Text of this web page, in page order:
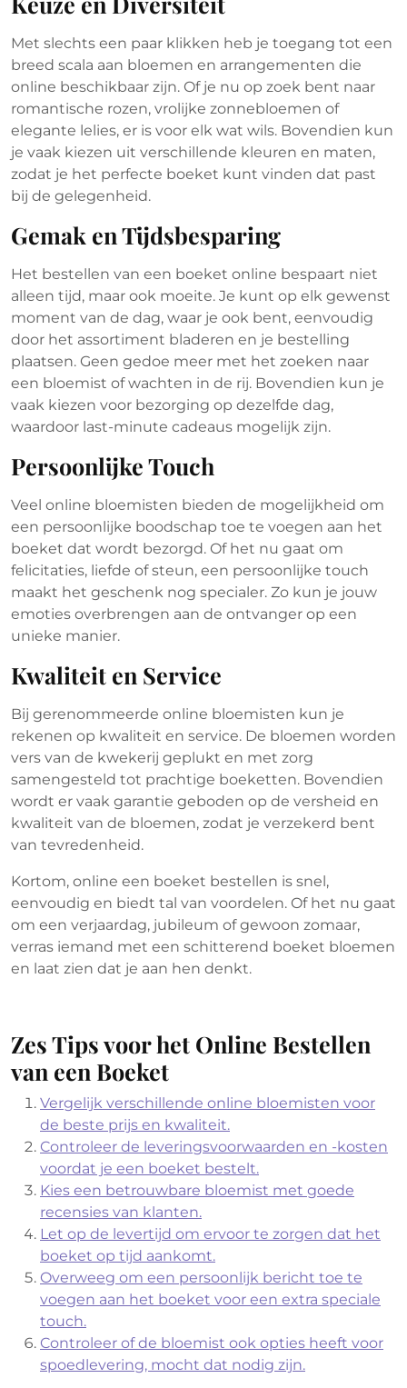
Met slechts een paar klikken heb je toegang tot een
breed scala aan bloemen en arrangementen die
online beschikbaar zijn. Of je nu op zoek bent naar
romantische rozen, vrolijke zonnebloemen of
elegante lelies, er is voor elk wat wils. Bovendien kun
je vaak kiezen uit verschillende kleuren en maten,
zodat je het perfecte boeket kunt vinden dat past
bij de gelegenheid.
Gemak en Tijdsbesparing
Het bestellen van een boeket online bespaart niet
alleen tijd, maar ook moeite. Je kunt op elk gewenst
moment van de dag, waar je ook bent, eenvoudig
door het assortiment bladeren en je bestelling
plaatsen. Geen gedoe meer met het zoeken naar
een bloemist of wachten in de rij. Bovendien kun je
vaak kiezen voor bezorging op dezelfde dag,
waardoor last-minute cadeaus mogelijk zijn.
Persoonlijke Touch
Veel online bloemisten bieden de mogelijkheid om
een persoonlijke boodschap toe te voegen aan het
boeket dat wordt bezorgd. Of het nu gaat om
felicitaties, liefde of steun, een persoonlijke touch
maakt het geschenk nog specialer. Zo kun je jouw
emoties overbrengen aan de ontvanger op een
unieke manier.
Kwaliteit en Service
Bij gerenommeerde online bloemisten kun je
rekenen op kwaliteit en service. De bloemen worden
vers van de kwekerij geplukt en met zorg
samengesteld tot prachtige boeketten. Bovendien
wordt er vaak garantie geboden op de versheid en
kwaliteit van de bloemen, zodat je verzekerd bent
van tevredenheid.
Kortom, online een boeket bestellen is snel,
eenvoudig en biedt tal van voordelen. Of het nu gaat
om een verjaardag, jubileum of gewoon zomaar,
verras iemand met een schitterend boeket bloemen
en laat zien dat je aan hen denkt.
Zes Tips voor het Online Bestellen
van een Boeket
Vergelijk verschillende online bloemisten voor
de beste prijs en kwaliteit.
Controleer de leveringsvoorwaarden en -kosten
voordat je een boeket bestelt.
Kies een betrouwbare bloemist met goede
recensies van klanten.
Let op de levertijd om ervoor te zorgen dat het
boeket op tijd aankomt.
Overweeg om een persoonlijk bericht toe te
voegen aan het boeket voor een extra speciale
touch.
Controleer of de bloemist ook opties heeft voor
spoedlevering, mocht dat nodig zijn.